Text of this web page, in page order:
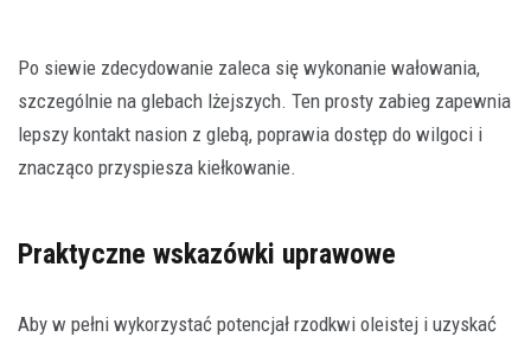
Po siewie zdecydowanie zaleca się wykonanie wałowania,
szczególnie na glebach lżejszych. Ten prosty zabieg zapewnia
lepszy kontakt nasion z glebą, poprawia dostęp do wilgoci i
znacząco przyspiesza kiełkowanie.
Praktyczne wskazówki uprawowe
Aby w pełni wykorzystać potencjał rzodkwi oleistej i uzyskać